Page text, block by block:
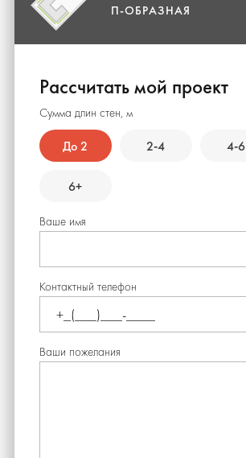
П-ОБРАЗНАЯ
Рассчитать мой проект
Сумма длин стен, м
До 2 2-4 4-6
6+
Ваше имя
Контактный телефон
Ваши пожелания